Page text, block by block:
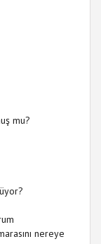
mu?
nereye